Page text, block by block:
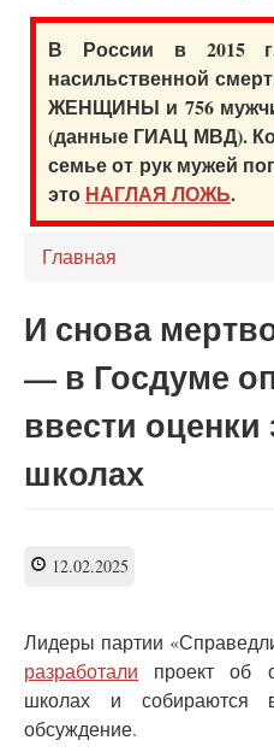
В России в 2015
насильственной
ЖЕНЩИНЫ и 756
(данные ГИАЦ МВД).
семье от рук мужей
это НАГЛАЯ ЛОЖЬ.
Главная
И снова
— в Госдуме
ввести
школах
12.02.2025
Лидеры партии
разработали проект об
школах и
обсуждение.